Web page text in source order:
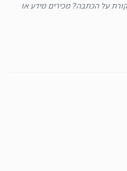
על הכתבה? מכירים מידע או